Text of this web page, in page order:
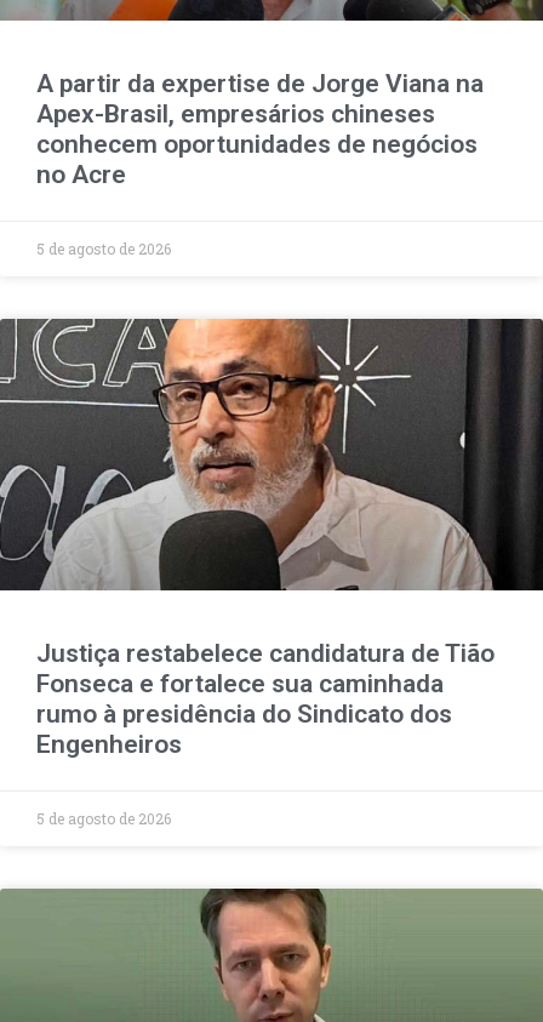
A partir da expertise de Jorge Viana na
Apex-Brasil, empresários chineses
conhecem oportunidades de negócios
no Acre
5 de agosto de 2026
Justiça restabelece candidatura de Tião
Fonseca e fortalece sua caminhada
rumo à presidência do Sindicato dos
Engenheiros
5 de agosto de 2026